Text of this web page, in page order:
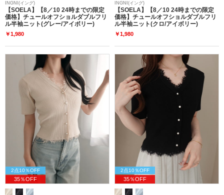
INGNI(イング)
【SOELA】【8／10 24時までの限定
価格】チュールオフショルダブルフリ
ル半袖ニット(グレー/アイボリー)
￥1,980
INGNI(イング)
【SOELA】【8／10 24時までの限定
価格】チュールオフショルダブルフリ
ル半袖ニット(クロ/アイボリー)
￥1,980
2点10％OFF
35％OFF
2点10％OFF
35％OFF